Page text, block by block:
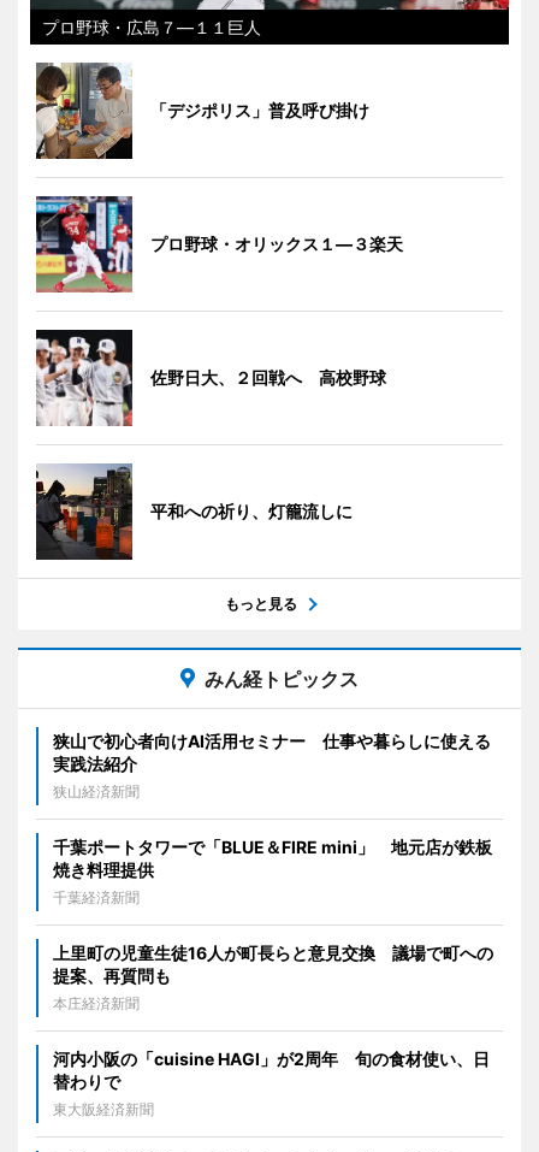
プロ野球・広島７―１１巨人
「デジポリス」普及呼び掛け
プロ野球・オリックス１―３楽天
佐野日大、２回戦へ 高校野球
平和への祈り、灯籠流しに
もっと見る
みん経トピックス
狭山で初心者向けAI活用セミナー 仕事や暮らしに使える
実践法紹介
狭山経済新聞
千葉ポートタワーで「BLUE＆FIRE mini」 地元店が鉄板
焼き料理提供
千葉経済新聞
上里町の児童生徒16人が町長らと意見交換 議場で町への
提案、再質問も
本庄経済新聞
河内小阪の「cuisine HAGI」が2周年 旬の食材使い、日
替わりで
東大阪経済新聞